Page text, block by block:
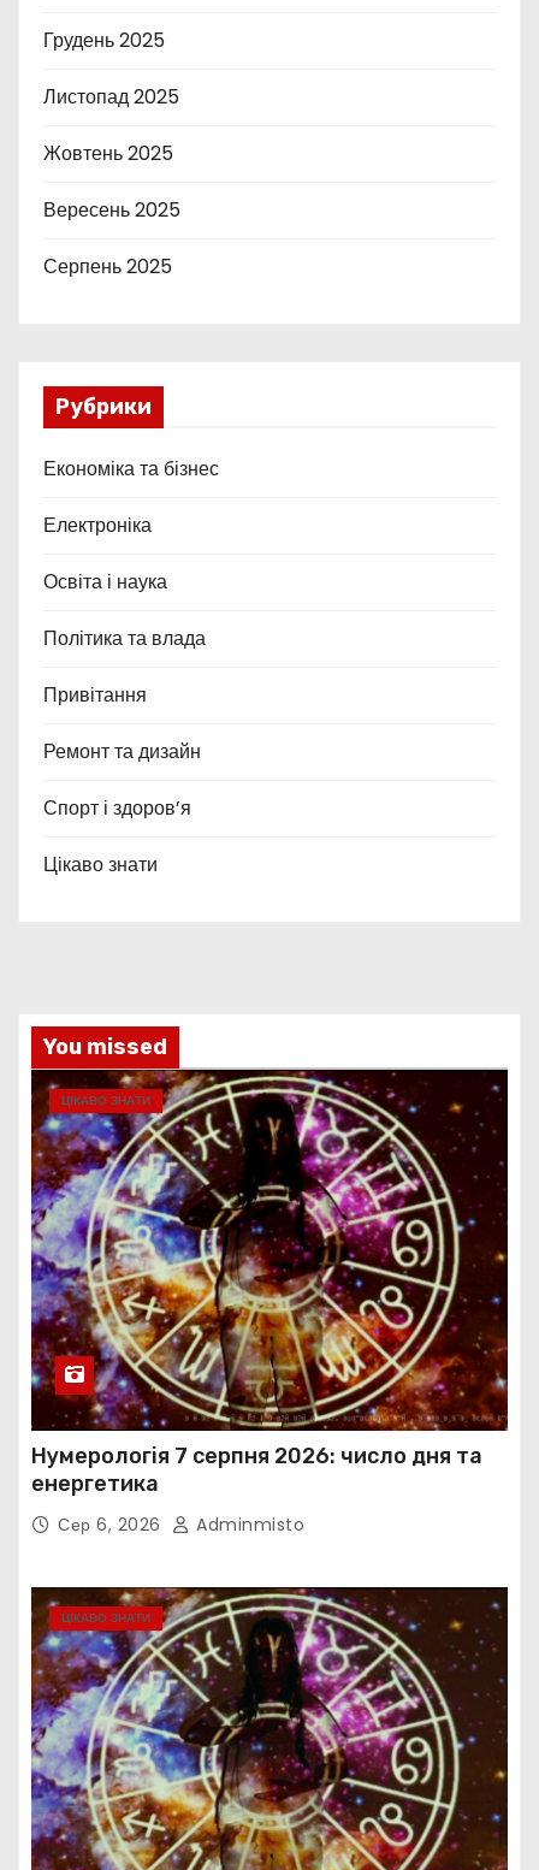
Грудень 2025
Листопад 2025
Жовтень 2025
Вересень 2025
Серпень 2025
Рубрики
Економіка та бізнес
Електроніка
Освіта і наука
Політика та влада
Привітання
Ремонт та дизайн
Спорт і здоров’я
Цікаво знати
You missed
ЦІКАВО ЗНАТИ
Нумерологія 7 серпня 2026: число дня та
енергетика
Сер 6, 2026 Adminmisto
ЦІКАВО ЗНАТИ